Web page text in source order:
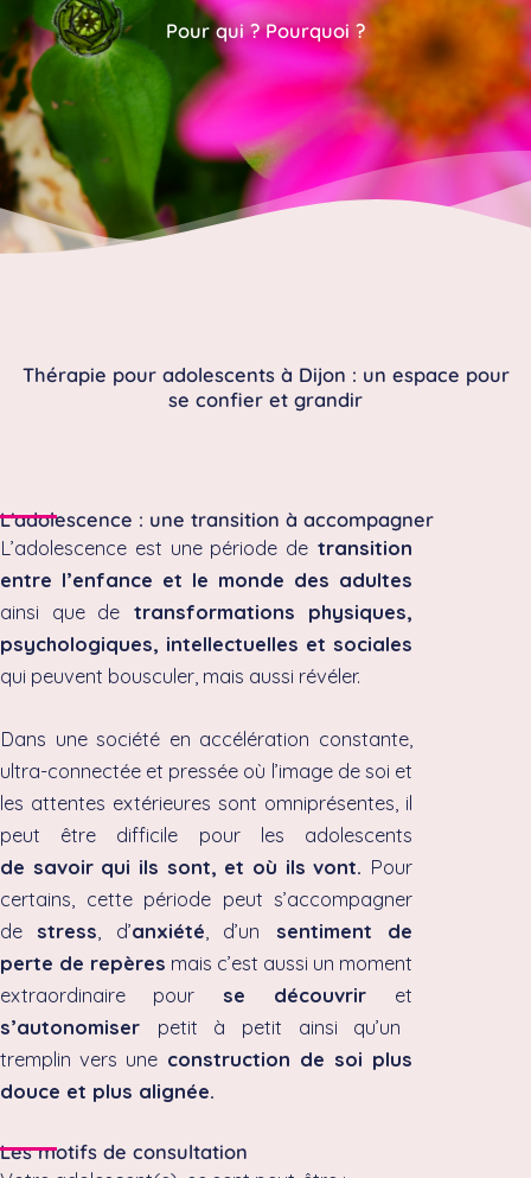
Pour qui ? Pourquoi ?
Thérapie pour adolescents à Dijon : un espace pour
se confier et grandir
L'adolescence : une transition à accompagner
L’adolescence est une période de transition
entre l’enfance et le monde des adultes
ainsi que de transformations physiques,
psychologiques, intellectuelles et sociales
qui peuvent bousculer, mais aussi révéler.
Dans une société en accélération constante,
ultra-connectée et pressée où l’image de soi et
les attentes extérieures sont omniprésentes, il
peut être difficile pour les adolescents
de savoir qui ils sont, et où ils vont. Pour
certains, cette période peut s’accompagner
de stress, d’anxiété, d’un sentiment de
perte de repères mais c’est aussi un moment
extraordinaire pour se découvrir et
s’autonomiser petit à petit ainsi qu’un
tremplin vers une construction de soi plus
douce et plus alignée.
Les motifs de consultation